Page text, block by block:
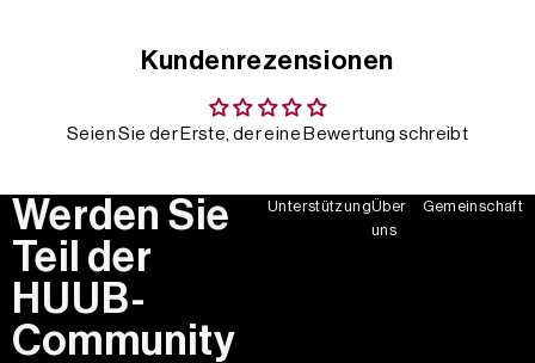
Kundenrezensionen
Seien Sie der Erste, der eine Bewertung schreibt
Werden Sie
Teil der
HUUB-
Community
UnterstützungÜber
uns
Gemeinschaft